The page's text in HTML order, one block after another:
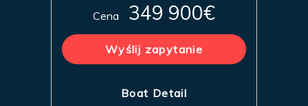
Cena 349 900€
Wyślij zapytanie
Boat Detail